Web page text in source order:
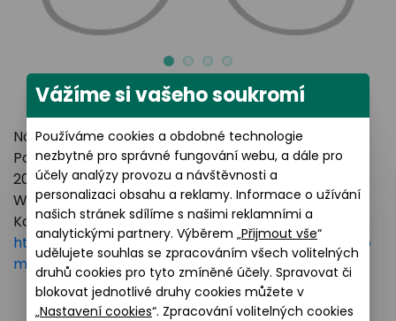
Název výrobce: LUXOTTICA GROUP
Poštovní adresa: Piazzale Luigi Cadorna 3 Milano,
20123 Italy
Webové stránky:https://www.essilorluxottica.com
Kontakt:
https://www.essilorluxottica.com/en/brands/custo
mer-care
Vážíme si vašeho soukromí
Používáme cookies a obdobné technologie
nezbytné pro správné fungování webu, a dále pro
účely analýzy provozu a návštěvnosti a
personalizaci obsahu a reklamy. Informace o užívání
našich stránek sdílíme s našimi reklamními a
analytickými partnery. Výběrem „Přijmout vše“
udělujete souhlas se zpracováním všech volitelných
druhů cookies pro tyto zmíněné účely. Spravovat či
blokovat jednotlivé druhy cookies můžete v
„Nastavení cookies“. Zpracování volitelných cookies